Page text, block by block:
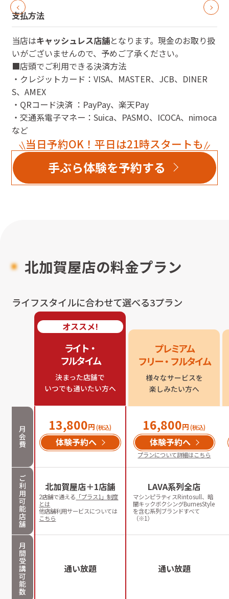
支払方法
当店はキャッシュレス店舗となります。現金のお取り扱
いがございませんので、予めご了承ください。
■店頭でご利用できる決済方法
・クレジットカード：VISA、MASTER、JCB、DINER
S、AMEX
・QRコード決済 ：PayPay、楽天Pay
・交通系電子マネー：Suica、PASMO、ICOCA、nimoca
など
当日予約OK！平日は21時スタートも
手ぶら体験を予約する
北加賀屋店の料金プラン
ライフスタイルに合わせて選べる3プラン
オススメ!
ライト・
フルタイム
決まった店舗で
いつでも通いたい方へ
プレミアム
フリー・フルタイム
様々なサービスを
楽しみたい方へ
月
会
費
13,800円 (税込)
体験予約へ
16,800円 (税込)
体験予約へ
プランについて詳細はこちら
ご
利
用
可
能
店
舗
北加賀屋店＋1店舗
2店舗で通える 「プラス1」制度
とは
他店舗利用サービスについては
こちら
LAVA系列全店
マシンピラティスRintosull、暗
闇キックボクシングBurnesStyle
を含む系列ブランドすべて
（※1）
月
間
受
講
可
能
数
通い放題 通い放題